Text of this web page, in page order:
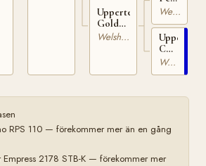
Upperten
Golden
JeanneWelsh Partbred
846
K
Welsh Partbred
Upperten
Copper
Empress
K
Welsh Partbred
RPS 110 — förekommer mer än en gång
Empress 2178 STB-K — förekommer mer